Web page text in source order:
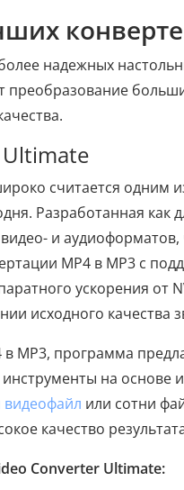
надежных
считается одним
Разработанная
и
MP4 в MP3 с
ускорения от
исходного качества
MP3, программа
на основе
видеофайл или сотни
качество
Converter Ultimate: